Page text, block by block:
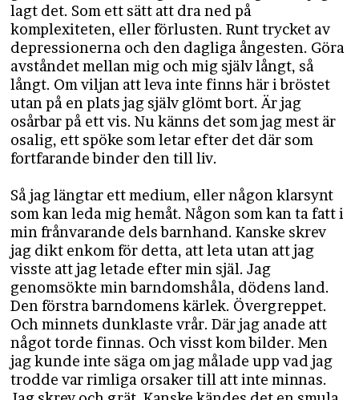
lagt det. Som ett sätt att dra ned på
komplexiteten, eller förlusten. Runt trycket av
depressionerna och den dagliga ångesten. Göra
avståndet mellan mig och mig själv långt, så
långt. Om viljan att leva inte finns här i bröstet
utan på en plats jag själv glömt bort. Är jag
osårbar på ett vis. Nu känns det som jag mest är
osalig, ett spöke som letar efter det där som
fortfarande binder den till liv.
Så jag längtar ett medium, eller någon klarsynt
som kan leda mig hemåt. Någon som kan ta fatt i
min frånvarande dels barnhand. Kanske skrev
jag dikt enkom för detta, att leta utan att jag
visste att jag letade efter min själ. Jag
genomsökte min barndomshåla, dödens land.
Den förstra barndomens kärlek. Övergreppet.
Och minnets dunklaste vrår. Där jag anade att
något torde finnas. Och visst kom bilder. Men
jag kunde inte säga om jag målade upp vad jag
trodde var rimliga orsaker till att inte minnas.